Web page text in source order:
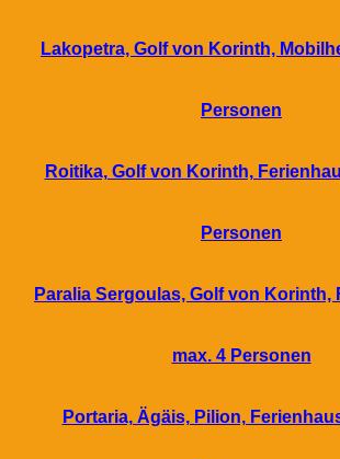
Lakopetra, Golf von Korinth,
Personen
Roitika, Golf von Korinth,
Personen
Paralia Sergoulas, Golf von Korinth,
max. 4 Personen
Portaria, Ägäis, Pilion,